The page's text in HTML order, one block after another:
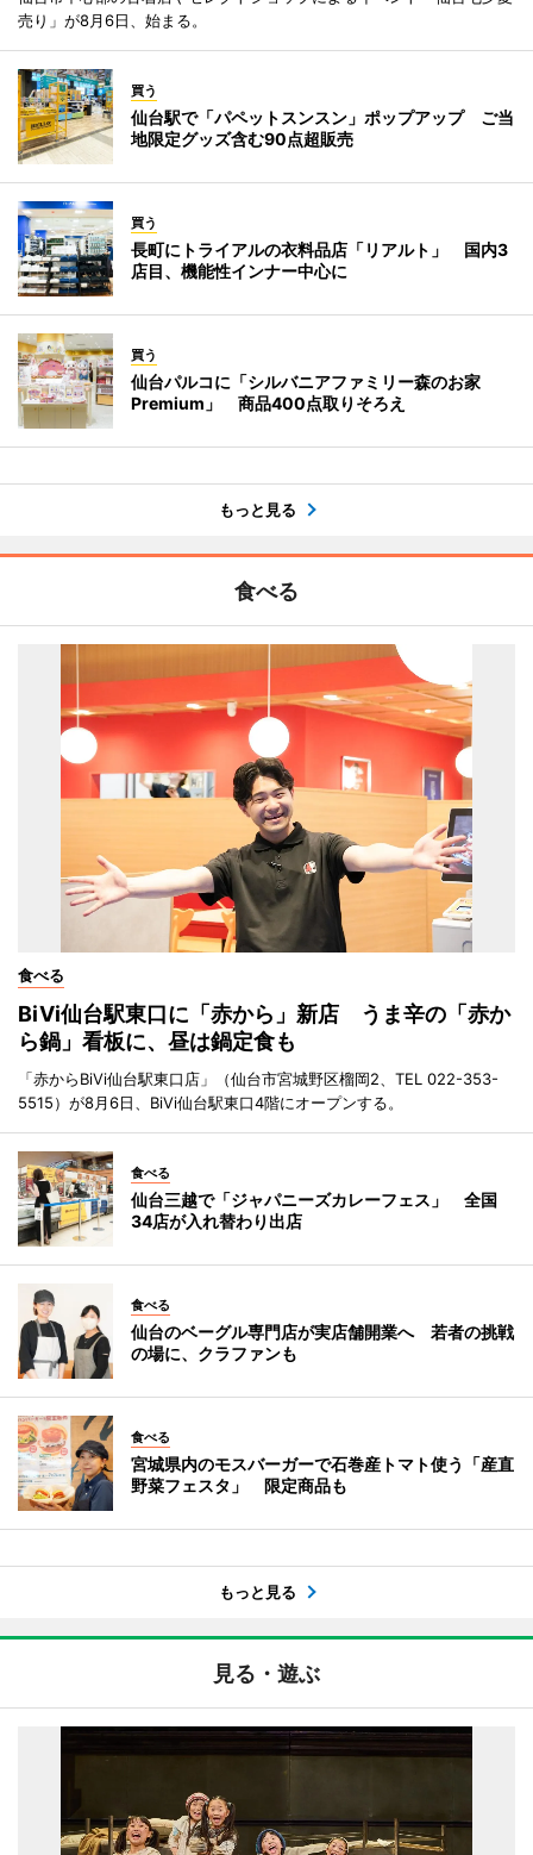
売り」が8月6日、始まる。
買う
仙台駅で「パペットスンスン」ポップアップ ご当
地限定グッズ含む90点超販売
買う
長町にトライアルの衣料品店「リアルト」 国内3
店目、機能性インナー中心に
買う
仙台パルコに「シルバニアファミリー森のお家
Premium」 商品400点取りそろえ
もっと見る
食べる
食べる
BiVi仙台駅東口に「赤から」新店 うま辛の「赤か
ら鍋」看板に、昼は鍋定食も
「赤からBiVi仙台駅東口店」（仙台市宮城野区榴岡2、TEL 022-353-
5515）が8月6日、BiVi仙台駅東口4階にオープンする。
食べる
仙台三越で「ジャパニーズカレーフェス」 全国
34店が入れ替わり出店
食べる
仙台のベーグル専門店が実店舗開業へ 若者の挑戦
の場に、クラファンも
食べる
宮城県内のモスバーガーで石巻産トマト使う「産直
野菜フェスタ」 限定商品も
もっと見る
見る・遊ぶ